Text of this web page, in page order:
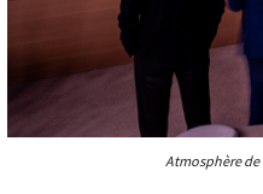
Atmosphère de